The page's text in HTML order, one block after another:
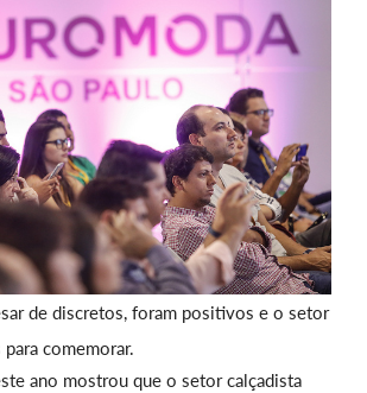
de discretos, foram positivos e o setor
comemorar.
ano mostrou que o setor calçadista